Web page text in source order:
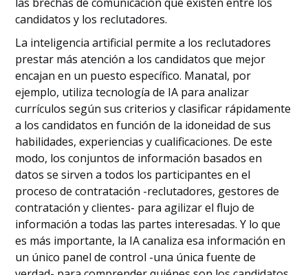
candidatos y los reclutadores.
La inteligencia artificial permite a los reclutadores
prestar más atención a los candidatos que mejor
encajan en un puesto específico. Manatal, por
ejemplo, utiliza tecnología de IA para analizar
currículos según sus criterios y clasificar rápidamente
a los candidatos en función de la idoneidad de sus
habilidades, experiencias y cualificaciones. De este
modo, los conjuntos de información basados en
datos se sirven a todos los participantes en el
proceso de contratación -reclutadores, gestores de
contratación y clientes- para agilizar el flujo de
información a todas las partes interesadas. Y lo que
es más importante, la IA canaliza esa información en
un único panel de control -una única fuente de